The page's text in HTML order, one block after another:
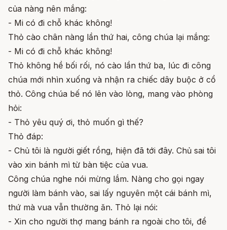
của nàng nên mắng:
- Mi có đi chỗ khác không!
Thỏ cào chân nàng lần thứ hai, công chúa lại mắng:
- Mi có đi chỗ khác không!
Thỏ không hề bối rối, nó cào lần thứ ba, lúc đi công
chúa mới nhìn xuống và nhận ra chiếc dây buộc ở cổ
thỏ. Công chúa bế nó lên vào lòng, mang vào phòng
hỏi:
- Thỏ yêu quý ơi, thỏ muốn gì thế?
Thỏ đáp:
- Chủ tôi là người giết rồng, hiện đã tới đây. Chủ sai tôi
vào xin bánh mì từ bàn tiệc của vua.
Công chúa nghe nói mừng lắm. Nàng cho gọi ngay
người làm bánh vào, sai lấy nguyên một cái bánh mì,
thứ mà vua vẫn thường ăn. Thỏ lại nói:
- Xin cho người thợ mang bánh ra ngoài cho tôi, để